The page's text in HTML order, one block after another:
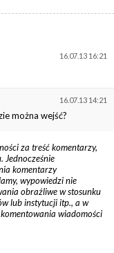
16.07.13 16:21
16.07.13 14:21
można wejść?
za treść komentarzy,
Jednocześnie
komentarzy
wypowiedzi nie
obraźliwe w stosunku
lub instytucji itp., a w
wiadomości